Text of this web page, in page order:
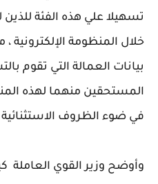
تسهيلا علي هذه الفئة
خلال المنظومة الإلكترونية
بيانات العمالة التي تقوم
المستحقين منهما لهذه
في ضوء الظروف الاستثنائية
وأوضح وزير القوي العاملة